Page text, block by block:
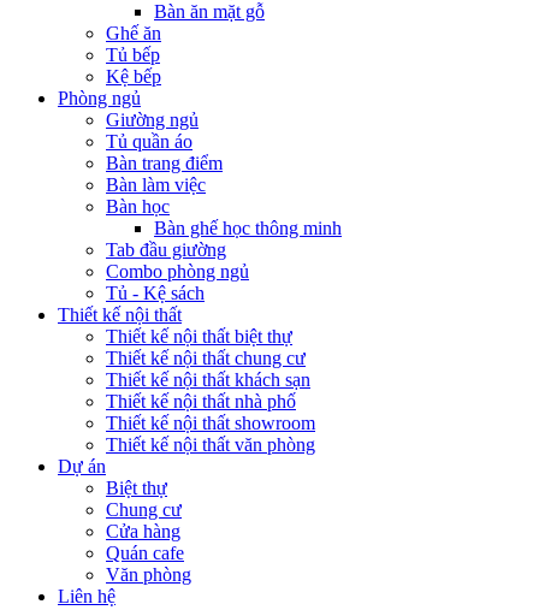
Bàn ăn mặt gỗ
Ghế ăn
Tủ bếp
Kệ bếp
Phòng ngủ
Giường ngủ
Tủ quần áo
Bàn trang điểm
Bàn làm việc
Bàn học
Bàn ghế học thông minh
Tab đầu giường
Combo phòng ngủ
Tủ - Kệ sách
Thiết kế nội thất
Thiết kế nội thất biệt thự
Thiết kế nội thất chung cư
Thiết kế nội thất khách sạn
Thiết kế nội thất nhà phố
Thiết kế nội thất showroom
Thiết kế nội thất văn phòng
Dự án
Biệt thự
Chung cư
Cửa hàng
Quán cafe
Văn phòng
Liên hệ